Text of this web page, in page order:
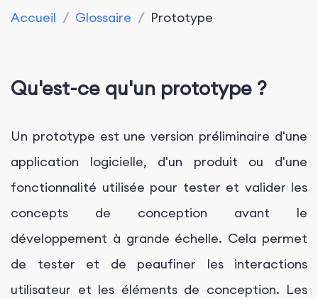
Accueil / Glossaire / Prototype
Qu'est-ce qu'un prototype ?
Un prototype est une version préliminaire d'une
application logicielle, d'un produit ou d'une
fonctionnalité utilisée pour tester et valider les
concepts de conception avant le
développement à grande échelle. Cela permet
de tester et de peaufiner les interactions
utilisateur et les éléments de conception. Les